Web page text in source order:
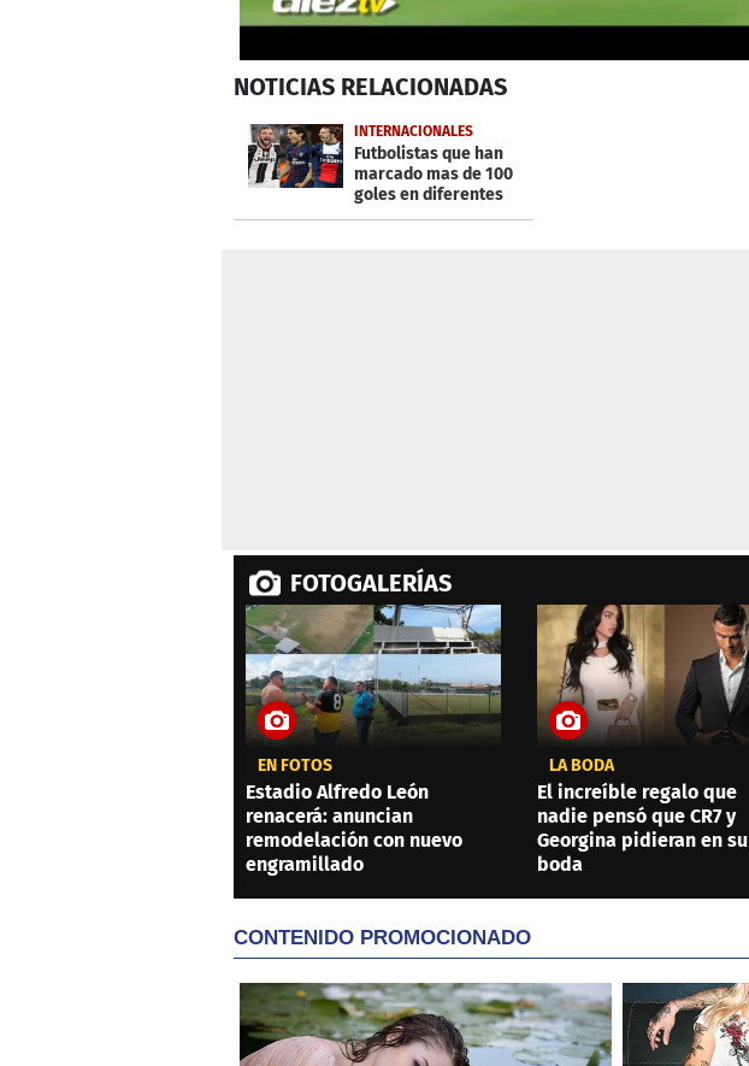
seconds
22
secondsVolume
0%
NOTICIAS RELACIONADAS
INTERNACIONALES
Futbolistas que han
marcado mas de 100
goles en diferentes
ligas de Europa
FOTOGALERÍAS
EN FOTOS
Estadio Alfredo León
renacerá: anuncian
remodelación con nuevo
engramillado
LA BODA
El increíble regalo que
nadie pensó que CR7 y
Georgina pidieran en su
boda